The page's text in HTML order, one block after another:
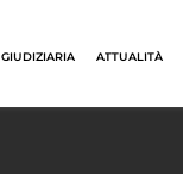
GIUDIZIARIA ATTUALITÀ